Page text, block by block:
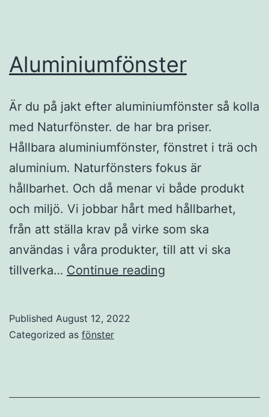
Aluminiumfönster
Är du på jakt efter aluminiumfönster så kolla
med Naturfönster. de har bra priser.
Hållbara aluminiumfönster, fönstret i trä och
aluminium. Naturfönsters fokus är
hållbarhet. Och då menar vi både produkt
och miljö. Vi jobbar hårt med hållbarhet,
från att ställa krav på virke som ska
användas i våra produkter, till att vi ska
tillverka… Continue reading
Published August 12, 2022
Categorized as fönster